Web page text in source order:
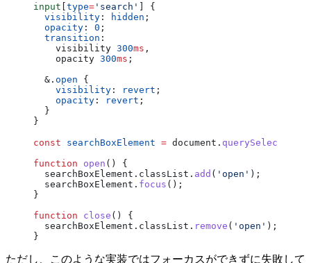
input type= 'search'
] {
  visibility
: hidden ;
  opacity
: 0 ;
  transition
:
    visibility
300ms ,
    opacity
300ms ;
  &.
open {
    visibility
: revert ;
    opacity
: revert ;
  }
}
const searchBoxElement = document. querySelector
function open () {
  searchBoxElement.classList.
add ( 'open' );
  searchBoxElement.
focus ();
}
function close () {
  searchBoxElement.classList.
remove ( 'open' );
}
ただし、このような実装ではフォーカスができずに失敗して